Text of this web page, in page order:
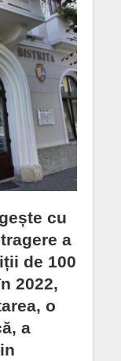
cu
a
de 100
2022,
o
a